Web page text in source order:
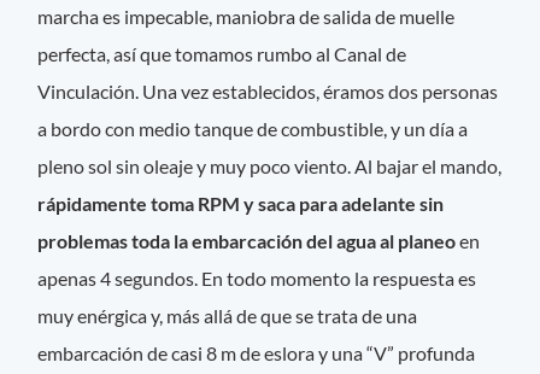
marcha es impecable, maniobra de salida de muelle
perfecta, así que tomamos rumbo al Canal de
Vinculación. Una vez establecidos, éramos dos personas
a bordo con medio tanque de combustible, y un día a
pleno sol sin oleaje y muy poco viento. Al bajar el mando,
rápidamente toma RPM y saca para adelante sin
problemas toda la embarcación del agua al planeoen
apenas 4 segundos. En todo momento la respuesta es
muy enérgica y, más allá de que se trata de una
embarcación de casi 8 m de eslora y una “V” profunda